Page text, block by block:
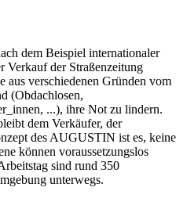
dem Beispiel internationaler
Verkauf der Straßenzeitung
verschiedenen Gründen vom
(Obdachlosen,
...), ihre Not zu lindern.
dem Verkäufer, der
des AUGUSTIN ist es, keine
können voraussetzungslos
sind rund 350
unterwegs.